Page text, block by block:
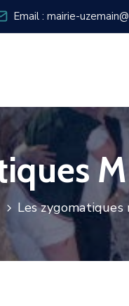
Email : mairie-
Les